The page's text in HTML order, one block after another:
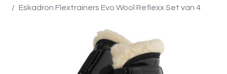
Eskadron Flextrainers Evo Wool Reflexx Set van 4